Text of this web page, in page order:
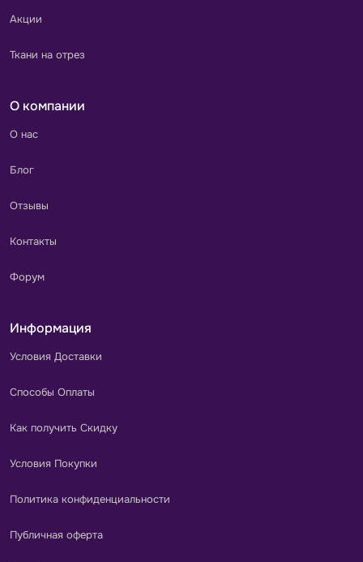
Акции
Ткани на отрез
О компании
О нас
Блог
Отзывы
Контакты
Форум
Информация
Условия Доставки
Способы Оплаты
Как получить Скидку
Условия Покупки
Политика конфиденциальности
Публичная оферта